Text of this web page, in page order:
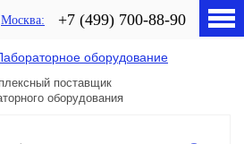
Москва +7 (499) 700-88-90
поставщик
оборудования